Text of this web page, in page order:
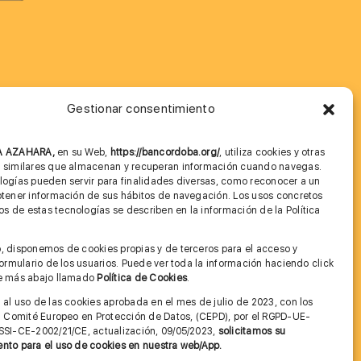
Gestionar consentimiento
AZAHARA, en su Web, https://bancordoba.org/, utiliza cookies y otras
que almacenan y recuperan información cuando navegas.
pueden servir para finalidades diversas, como reconocer a un
información de sus hábitos de navegación. Los usos concretos
de estas tecnologías se describen en la información de la Política
disponemos de cookies propias y de terceros para el acceso y
de los usuarios. Puede ver toda la información haciendo click
más abajo llamado Política de Cookies.
al uso de las cookies aprobada en el mes de julio de 2023, con los
Europeo en Protección de Datos, (CEPD), por el RGPD-UE-
CE-2002/21/CE, actualización, 09/05/2023, solicitamos su
para el uso de cookies en nuestra web/App.
Imagen corporativa
Cita previa FAGA
Condiciones de Uso Web